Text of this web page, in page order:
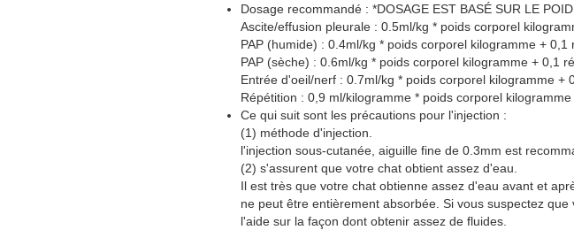
Dosage recommandé : *DOSAGE EST BASÉ SUR LE
Ascite/effusion pleurale : 0.5ml/kg * poids corporel
PAP (humide) : 0.4ml/kg * poids corporel kilogramme + 0,1
PAP (sèche) : 0.6ml/kg * poids corporel kilogramme + 0,1
Entrée d'oeil/nerf : 0.7ml/kg * poids corporel kilogramme +
Répétition : 0,9 ml/kilogramme * poids corporel
Ce qui suit sont les précautions pour l'injection :
(1) méthode d'injection.
l'injection sous-cutanée, aiguille fine de 0.3mm est
(2) s'assurent que votre chat obtient assez d'eau.
Il est très que votre chat obtienne assez d'eau avant et
ne peut être entièrement absorbée. Si vous suspectez
l'aide sur la façon dont obtenir assez de fluides.